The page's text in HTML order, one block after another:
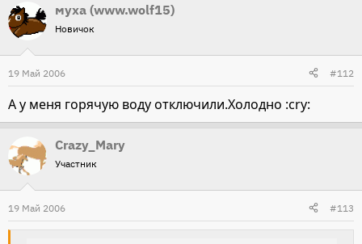
муха (www.wolf15)
Новичок
19 Май 2006 #112
А у меня горячую воду отключили.Холодно :cry:
Crazy_Mary
Участник
19 Май 2006 #113